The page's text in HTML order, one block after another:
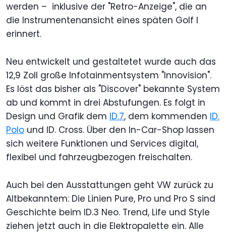
werden – inklusive der "Retro-Anzeige", die an
die Instrumentenansicht eines späten Golf I
erinnert.
Neu entwickelt und gestaltetet wurde auch das
12,9 Zoll große Infotainmentsystem "Innovision".
Es löst das bisher als "Discover" bekannte System
ab und kommt in drei Abstufungen. Es folgt in
Design und Grafik dem ID.7, dem kommenden ID.
Polo und ID. Cross. Über den In-Car-Shop lassen
sich weitere Funktionen und Services digital,
flexibel und fahrzeugbezogen freischalten.
Auch bei den Ausstattungen geht VW zurück zu
Altbekanntem: Die Linien Pure, Pro und Pro S sind
Geschichte beim ID.3 Neo. Trend, Life und Style
ziehen jetzt auch in die Elektropalette ein. Alle